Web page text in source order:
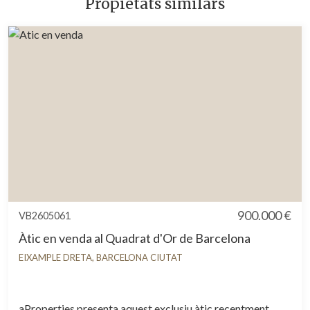
VB2605061
900.000 €
Àtic en venda al Quadrat d'Or de Barcelona
EIXAMPLE DRETA, BARCELONA CIUTAT